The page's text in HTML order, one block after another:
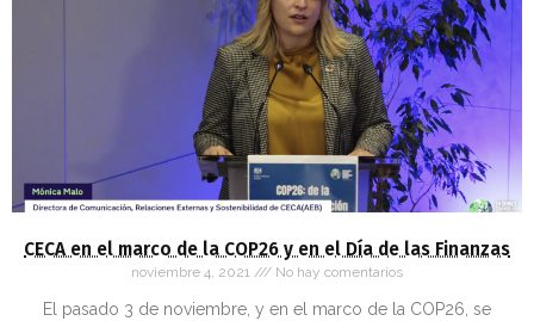
CECA en el marco de la COP26 y en el Día de las Finanzas
noviembre 4, 2021 No hay comentarios
El pasado 3 de noviembre, y en el marco de la COP26, se